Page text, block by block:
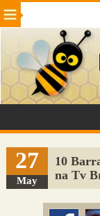
Beleza Cinema e TV
Internet Jogos
VeÃ­culos Adulto
Sugerir Link
Adicionar Blog
Colmeia Exchange
27
May
10
na Tv